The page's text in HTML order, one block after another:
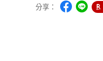
分享：